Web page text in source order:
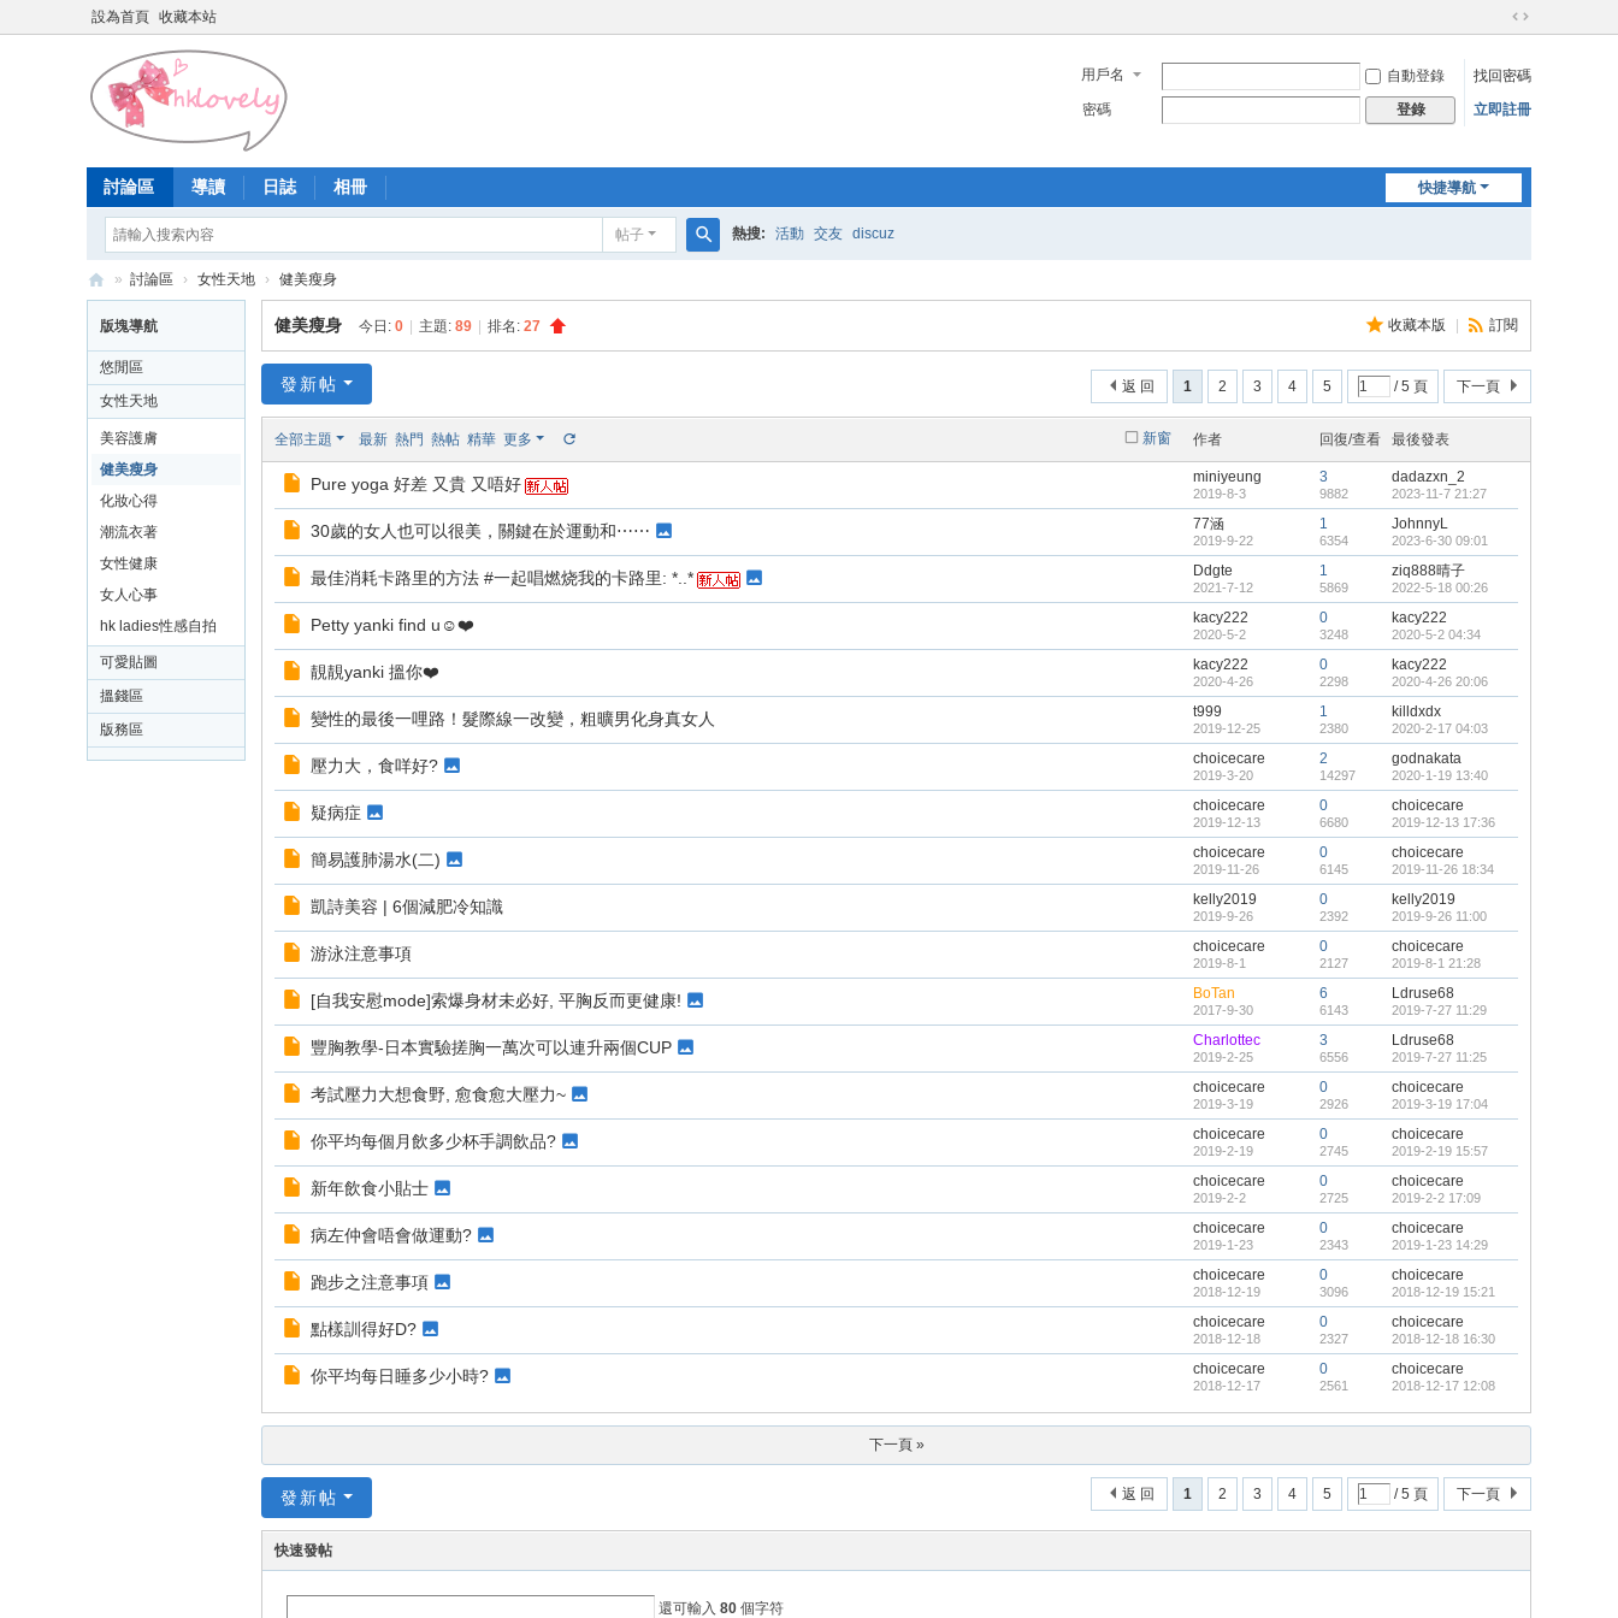
設為首頁 收藏本站
切
到
寬
用戶名 自動登錄
找回密碼
密碼
登錄 立即註冊
快捷導航
討論區 導讀 日誌 相冊
帖子
索
熱搜: 活動 交友 discuz
港
少
女
» 討論區 › 女性天地 › 健美瘦身
版塊導航
悠閒區
女性天地
美容護膚
健美瘦身
化妝心得
潮流衣著
女性健康
女人心事
hk ladies性感自拍
可愛貼圖
搵錢區
版務區
收藏本版 訂閱
健美瘦身 今日: 0 主題: 89 排名: 27
1 2 3 4 5 / 5 頁 下一頁
返 回
發新帖
新窗
全部主題 最新 熱門 熱帖 精華 更多 作者 回復/查看 最後發表
Pure yoga 好差 又貴 又唔好 miniyeung
2019-8-3
3
9882
dadazxn_2
2023-11-7 21:27
30歲的女人也可以很美，關鍵在於運動和⋯⋯ 77涵
2019-9-22
1
6354
JohnnyL
2023-6-30 09:01
最佳消耗卡路里的方法 #一起唱燃烧我的卡路里: *..* Ddgte
2021-7-12
1
5869
ziq888晴子
2022-5-18 00:26
Petty yanki find u☺️❤️ kacy222
2020-5-2
0
3248
kacy222
2020-5-2 04:34
靚靚yanki 搵你❤️ kacy222
2020-4-26
0
2298
kacy222
2020-4-26 20:06
變性的最後一哩路！髮際線一改變，粗曠男化身真女人 t999
2019-12-25
1
2380
killdxdx
2020-2-17 04:03
壓力大，食咩好? choicecare
2019-3-20
2
14297
godnakata
2020-1-19 13:40
疑病症 choicecare
2019-12-13
0
6680
choicecare
2019-12-13 17:36
簡易護肺湯水(二) choicecare
2019-11-26
0
6145
choicecare
2019-11-26 18:34
凱詩美容 | 6個減肥冷知識 kelly2019
2019-9-26
0
2392
kelly2019
2019-9-26 11:00
游泳注意事項 choicecare
2019-8-1
0
2127
choicecare
2019-8-1 21:28
[自我安慰mode]索爆身材未必好, 平胸反而更健康! BoTan
2017-9-30
6
6143
Ldruse68
2019-7-27 11:29
豐胸教學-日本實驗搓胸一萬次可以連升兩個CUP Charlottec
2019-2-25
3
6556
Ldruse68
2019-7-27 11:25
考試壓力大想食野, 愈食愈大壓力~ choicecare
2019-3-19
0
2926
choicecare
2019-3-19 17:04
你平均每個月飲多少杯手調飲品? choicecare
2019-2-19
0
2745
choicecare
2019-2-19 15:57
新年飲食小貼士 choicecare
2019-2-2
0
2725
choicecare
2019-2-2 17:09
病左仲會唔會做運動? choicecare
2019-1-23
0
2343
choicecare
2019-1-23 14:29
跑步之注意事項 choicecare
2018-12-19
0
3096
choicecare
2018-12-19 15:21
點樣訓得好D? choicecare
2018-12-18
0
2327
choicecare
2018-12-18 16:30
你平均每日睡多少小時? choicecare
2018-12-17
0
2561
choicecare
2018-12-17 12:08
下一頁 »
1 2 3 4 5 / 5 頁 下一頁
返 回
發新帖
快速發帖
還可輸入 80 個字符